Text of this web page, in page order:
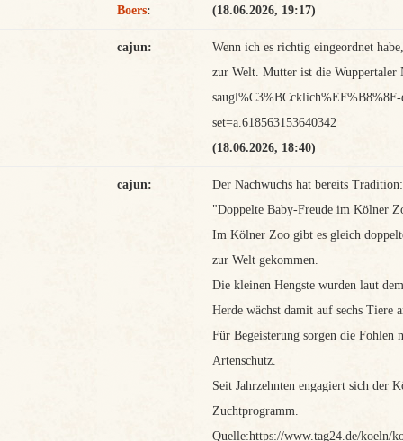
Boers:
(18.06.2026, 19:17)
cajun:
Wenn ich es richtig eingeordnet
zur Welt. Mutter ist die Wuppertaler
set=a.618563153640342
(18.06.2026, 18:40)
cajun:
Der Nachwuchs hat bereits Tradition:
"Doppelte Baby-Freude im Kölner
Im Kölner Zoo gibt es gleich
zur Welt gekommen.
Die kleinen Hengste wurden laut
Herde wächst damit auf sechs Tiere
Für Begeisterung sorgen die
Artenschutz.
Seit Jahrzehnten engagiert sich der
Zuchtprogramm.
Quelle:https://www.tag24.de/koeln/